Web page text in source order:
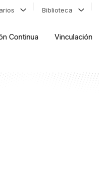
Biblioteca
Continua Vinculación